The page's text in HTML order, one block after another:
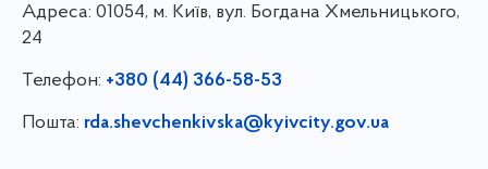
Адреса: 01054, м. Київ, вул. Богдана Хмельницького,
24
Телефон: +380 (44) 366-58-53
Пошта: rda.shevchenkivska@kyivcity.gov.ua